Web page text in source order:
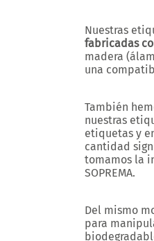
Nuestras
fabricadas
madera
una
También
nuestras
etiquetas y
cantidad
tomamos la
SOPREMA.
Del mismo
para